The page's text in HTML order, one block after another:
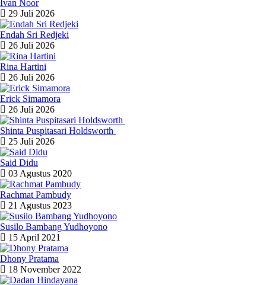
Ivan Noor
29 Juli 2026
Endah Sri Redjeki
26 Juli 2026
Rina Hartini
26 Juli 2026
Erick Simamora
26 Juli 2026
Shinta Puspitasari Holdsworth
25 Juli 2026
Said Didu
03 Agustus 2020
Rachmat Pambudy
21 Agustus 2023
Susilo Bambang Yudhoyono
15 April 2021
Dhony Pratama
18 November 2022